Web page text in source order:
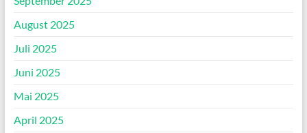
August 2025
Juli 2025
Juni 2025
Mai 2025
April 2025